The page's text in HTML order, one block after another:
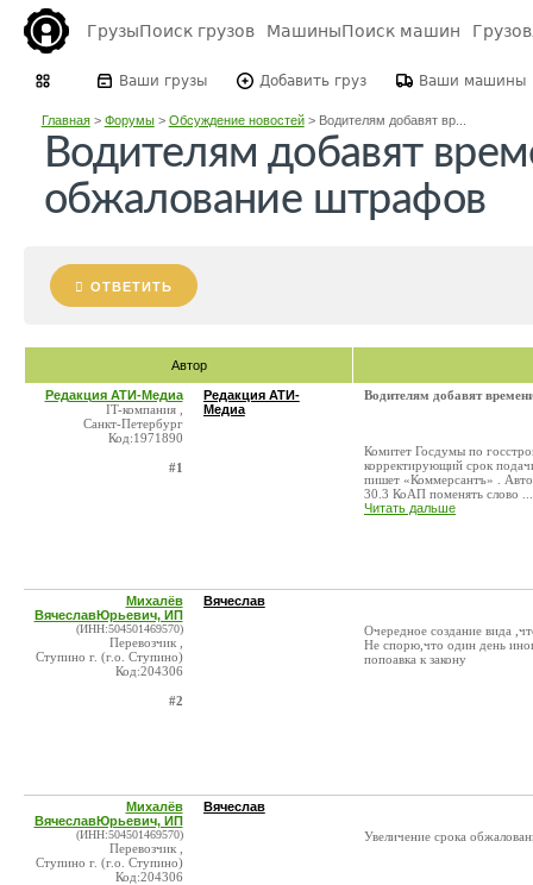
ГрузыПоиск грузов МашиныПоиск машин
Ваши грузы Добавить груз Ваши машины
Главная> Форумы> Обсуждение новостей> Водителям добавят вр...
Водителям добавят
обжалование штрафов
ОТВЕТИТЬ
Автор
Редакция АТИ-Медиа
IT-компания ,
Санкт-Петербург
Код:1971890
#1
Редакция АТИ-
Медиа
Водителям добавят
Комитет Госдумы по
корректирующий срок
пишет «Коммерсантъ» .
30.3 КоАП поменять слово ...
Читать дальше
Михалёв
ВячеславЮрьевич, ИП
(ИНН:504501469570)
Перевозчик ,
Ступино г. (г.о. Ступино)
Код:204306
#2
Вячеслав
Очередное создание вида
Не спорю,что один день
попоавка к закону
Михалёв
ВячеславЮрьевич, ИП
(ИНН:504501469570)
Перевозчик ,
Ступино г. (г.о. Ступино)
Код:204306
Вячеслав
Увеличение срока